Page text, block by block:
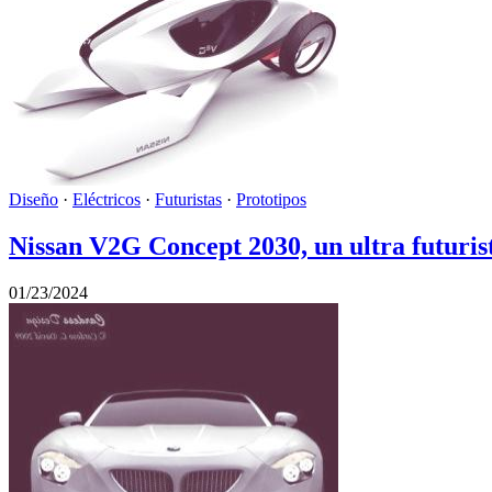
Diseño · Eléctricos · Futuristas · Prototipos
Nissan V2G Concept 2030, un ultra
01/23/2024